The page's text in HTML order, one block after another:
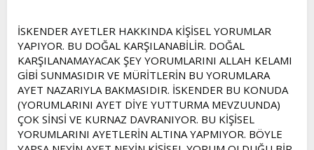
İSKENDER AYETLER HAKKINDA KİŞİSEL YORUMLAR
YAPIYOR. BU DOĞAL KARŞILANABİLİR. DOĞAL
KARŞILANAMAYACAK ŞEY YORUMLARINI ALLAH KELAMI
GİBİ SUNMASIDIR VE MÜRİTLERİN BU YORUMLARA
AYET NAZARIYLA BAKMASIDIR. İSKENDER BU KONUDA
(YORUMLARINI AYET DİYE YUTTURMA MEVZUUNDA)
ÇOK SİNSİ VE KURNAZ DAVRANIYOR. BU KİŞİSEL
YORUMLARINI AYETLERİN ALTINA YAPMIYOR. BÖYLE